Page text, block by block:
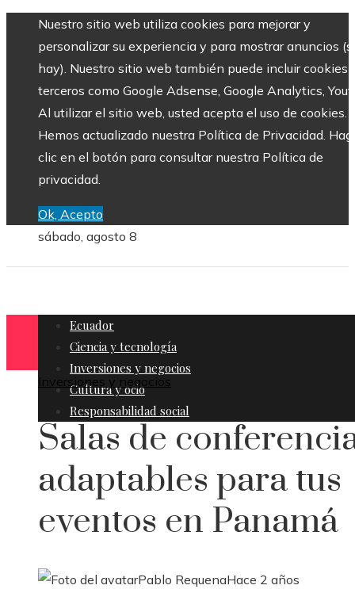
Nuestro sitio web utiliza cookies para mejorar y
personalizar su experiencia y para mostrar anuncios
hay). Nuestro sitio web también puede incluir cookies
terceros como Google Adsense, Google Analytics,
Al utilizar el sitio web, usted acepta el uso de cookies.
Hemos actualizado nuestra Política de Privacidad.
clic en el botón para consultar nuestra Política de
privacidad.
Ok, Acepto
sábado, agosto 8
Ecuador
Ciencia y tecnología
Inversiones y negocios
Cultura y ocio
Responsabilidad social
Inversiones y negocios
Salas de
adaptables para tus
eventos en Panamá
Pablo RequenaHace 2 años